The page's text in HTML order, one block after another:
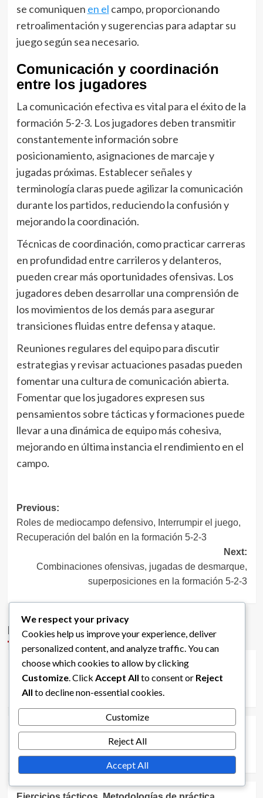
se comuniquen en el campo, proporcionando
retroalimentación y sugerencias para adaptar su
juego según sea necesario.
Comunicación y coordinación
entre los jugadores
La comunicación efectiva es vital para el éxito de la
formación 5-2-3. Los jugadores deben transmitir
constantemente información sobre
posicionamiento, asignaciones de marcaje y
jugadas próximas. Establecer señales y
terminología claras puede agilizar la comunicación
durante los partidos, reduciendo la confusión y
mejorando la coordinación.
Técnicas de coordinación, como practicar carreras
en profundidad entre carrileros y delanteros,
pueden crear más oportunidades ofensivas. Los
jugadores deben desarrollar una comprensión de
los movimientos de los demás para asegurar
transiciones fluidas entre defensa y ataque.
Reuniones regulares del equipo para discutir
estrategias y revisar actuaciones pasadas pueden
fomentar una cultura de comunicación abierta.
Fomentar que los jugadores expresen sus
pensamientos sobre tácticas y formaciones puede
llevar a una dinámica de equipo más cohesiva,
mejorando en última instancia el rendimiento en el
campo.
Post
navigation
Previous:
Roles de mediocampo defensivo, Interrumpir el juego,
Recuperación del balón en la formación 5-2-3
Next:
Combinaciones ofensivas, jugadas de desmarque,
superposiciones en la formación 5-2-3
More Stories
Estrategias de Formación 5-2-3
Estrategias de comunicación, Roles de liderazgo,
Cohesión del equipo en la formación 5-2-3
Clara Jennings 16/02/2026
0
Presionar al rival, Transiciones defensivas, Contra-
presión en la formación 5-2-3
Estrategias de Formación 5-2-3
We respect your privacy
Cookies help us improve your experience, deliver
personalized content, and analyze traffic. You can
choose which cookies to allow by clicking
Customize . Click Accept All to consent or Reject
All to decline non-essential cookies.
Customize
Reject All
Accept All